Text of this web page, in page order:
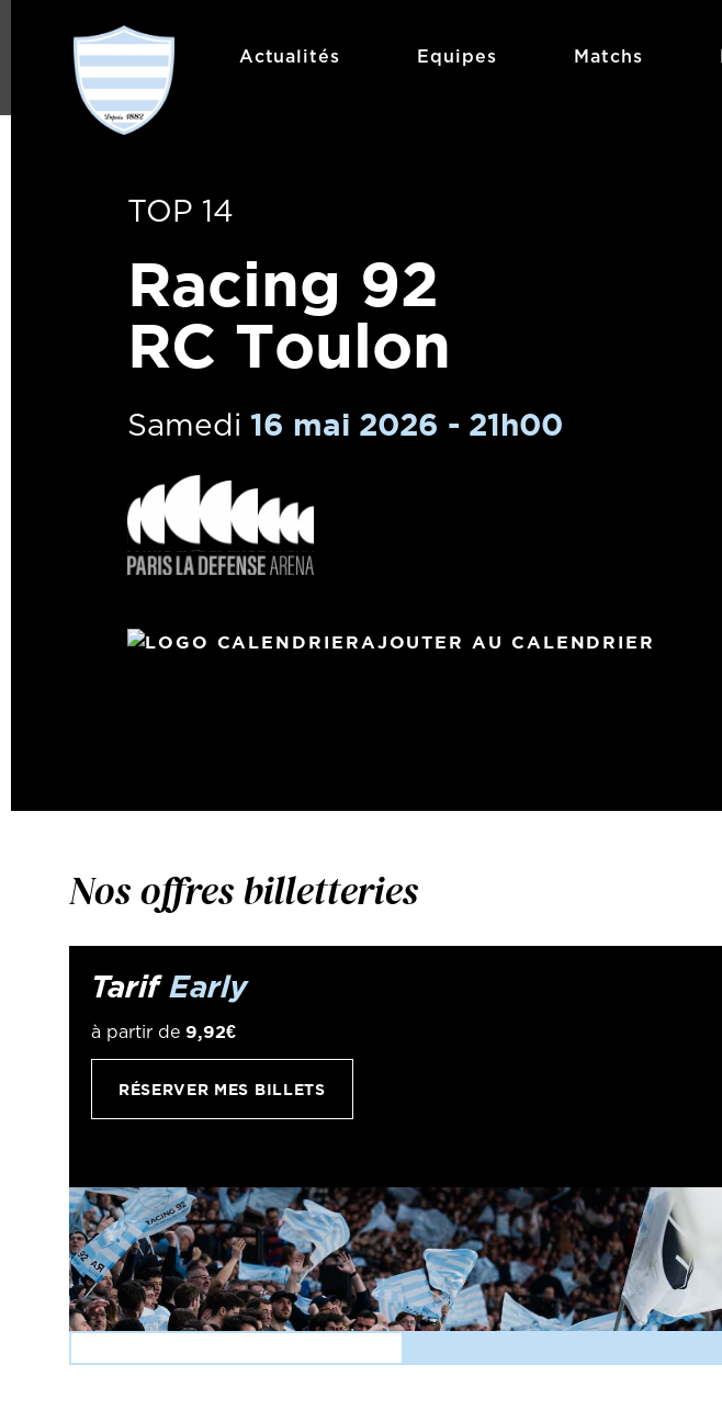
Actualités Equipes Matchs
TOP 14
Racing 92
RC Toulon
Samedi 16 mai 2026 - 21h00
AJOUTER AU CALENDRIER
Nos offres billetteries
Tarif Early
à partir de 9,92€
RÉSERVER MES BILLETS